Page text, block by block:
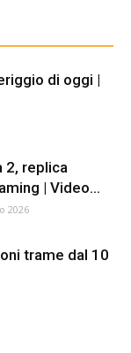
di oggi |
2, replica
| Video...
2026
trame dal 10